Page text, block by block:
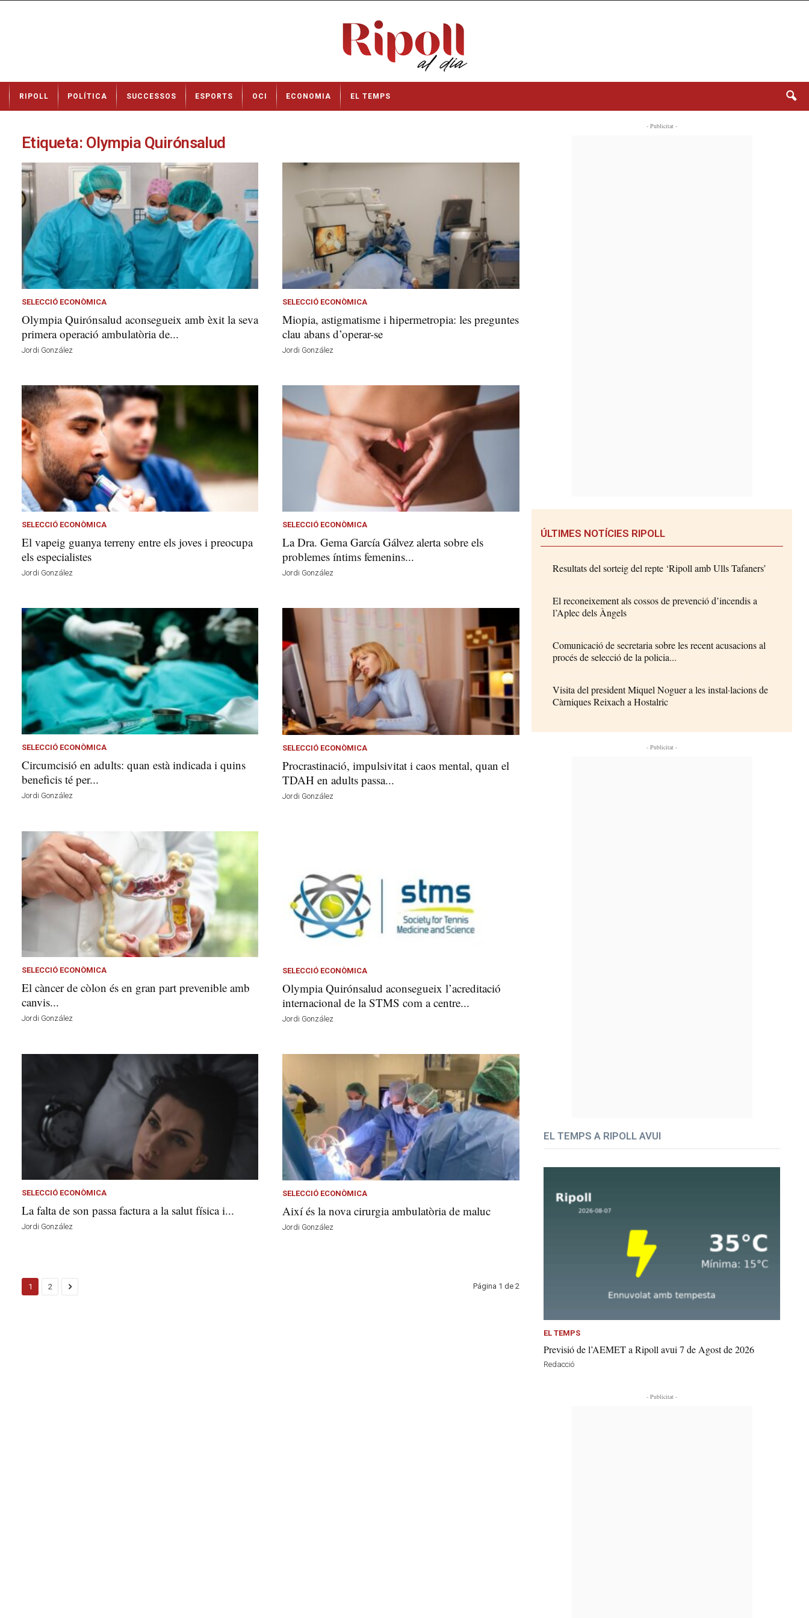
t
RIPOLL POLÍTICA SUCCESSOS ESPORTS OCI ECONOMIA EL TEMPS
Etiqueta: Olympia Quirónsalud
SELECCIÓ ECONÒMICA
Olympia Quirónsalud aconsegueix amb èxit la seva
primera operació ambulatòria de...
Jordi González
SELECCIÓ ECONÒMICA
Miopia, astigmatisme i hipermetropia: les preguntes
clau abans d’operar-se
Jordi González
SELECCIÓ ECONÒMICA
El vapeig guanya terreny entre els joves i preocupa
els especialistes
Jordi González
SELECCIÓ ECONÒMICA
La Dra. Gema García Gálvez alerta sobre els
problemes íntims femenins...
Jordi González
SELECCIÓ ECONÒMICA
Circumcisió en adults: quan està indicada i quins
beneficis té per...
Jordi González
SELECCIÓ ECONÒMICA
Procrastinació, impulsivitat i caos mental, quan el
TDAH en adults passa...
Jordi González
SELECCIÓ ECONÒMICA
El càncer de còlon és en gran part prevenible amb
canvis...
Jordi González
SELECCIÓ ECONÒMICA
Olympia Quirónsalud aconsegueix l’acreditació
internacional de la STMS com a centre...
Jordi González
SELECCIÓ ECONÒMICA
La falta de son passa factura a la salut física i...
Jordi González
SELECCIÓ ECONÒMICA
Així és la nova cirurgia ambulatòria de maluc
Jordi González
1 2 Página 1 de 2
- Publicitat -
ÚLTIMES NOTÍCIES RIPOLL
Resultats del sorteig del repte ‘Ripoll amb Ulls Tafaners’
El reconeixement als cossos de prevenció d’incendis a
l’Aplec dels Àngels
Comunicació de secretaria sobre les recent acusacions al
procés de selecció de la policia...
Visita del president Miquel Noguer a les instal·lacions de
Càrniques Reixach a Hostalric
- Publicitat -
EL TEMPS A RIPOLL AVUI
EL TEMPS
Previsió de l’AEMET a Ripoll avui 7 de Agost de 2026
Redacció
- Publicitat -